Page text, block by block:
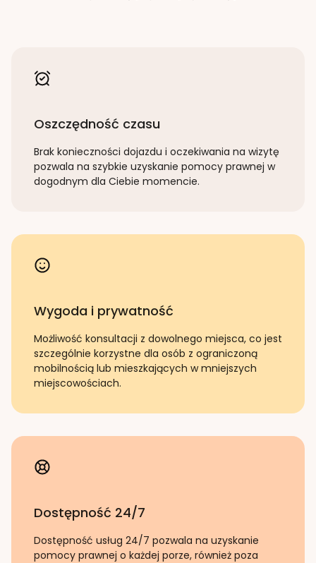
Oszczędność czasu
Brak konieczności dojazdu i oczekiwania na wizytę
pozwala na szybkie uzyskanie pomocy prawnej w
dogodnym dla Ciebie momencie.
Wygoda i prywatność
Możliwość konsultacji z dowolnego miejsca, co jest
szczególnie korzystne dla osób z ograniczoną
mobilnością lub mieszkających w mniejszych
miejscowościach.
Dostępność 24/7
Dostępność usług 24/7 pozwala na uzyskanie
pomocy prawnej o każdej porze, również poza